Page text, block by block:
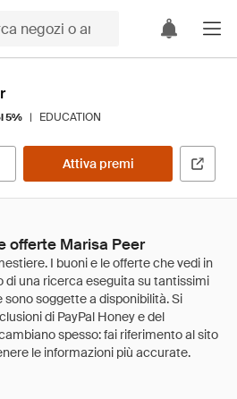
5% | EDUCATION
Attiva premi
offerte Marisa Peer